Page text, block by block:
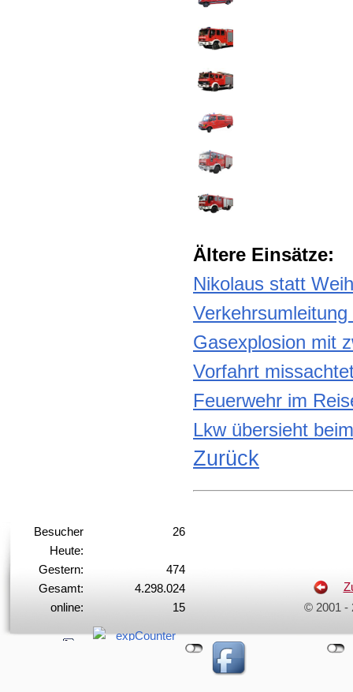
Ältere Einsätze:
Nikolaus statt
Gasexplosion mit
Vorfahrt
Feuerwehr im
Lkw übersieht
Zurück
Besucher
Heute:
26
Gestern:
474
Gesamt:
4.298.024
online:
15
© 2001 -